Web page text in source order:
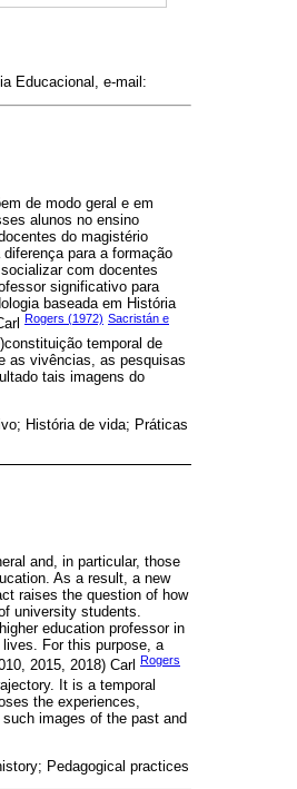
Educacional, e-mail:
de modo geral e em
alunos no ensino
do magistério
para a formação
com docentes
significativo para
baseada em História
Rogers (1972) Sacristán e
temporal de
as vivências, as pesquisas
tais imagens do
História de vida; Práticas
and, in particular, those
As a result, a new
raises the question of how
university students.
education professor in
For this purpose, a
2015, 2018) Carl Rogers
It is a temporal
the experiences,
images of the past and
Pedagogical practices